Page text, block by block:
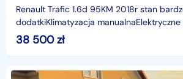
Renault Trafic 1.6d 95KM 2018r stan
dodatkiKlimatyzacja manualnaElektryczne
przednieSystemy wspomagania
usta
38 500zł